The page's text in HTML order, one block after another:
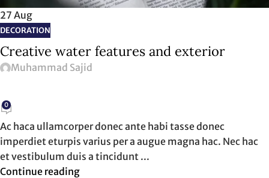
27 Aug
DECORATION
Creative water features and exterior
Muhammad Sajid
0
Ac haca ullamcorper donec ante habi tasse donec
imperdiet eturpis varius per a augue magna hac. Nec hac
et vestibulum duis a tincidunt ...
Continue reading